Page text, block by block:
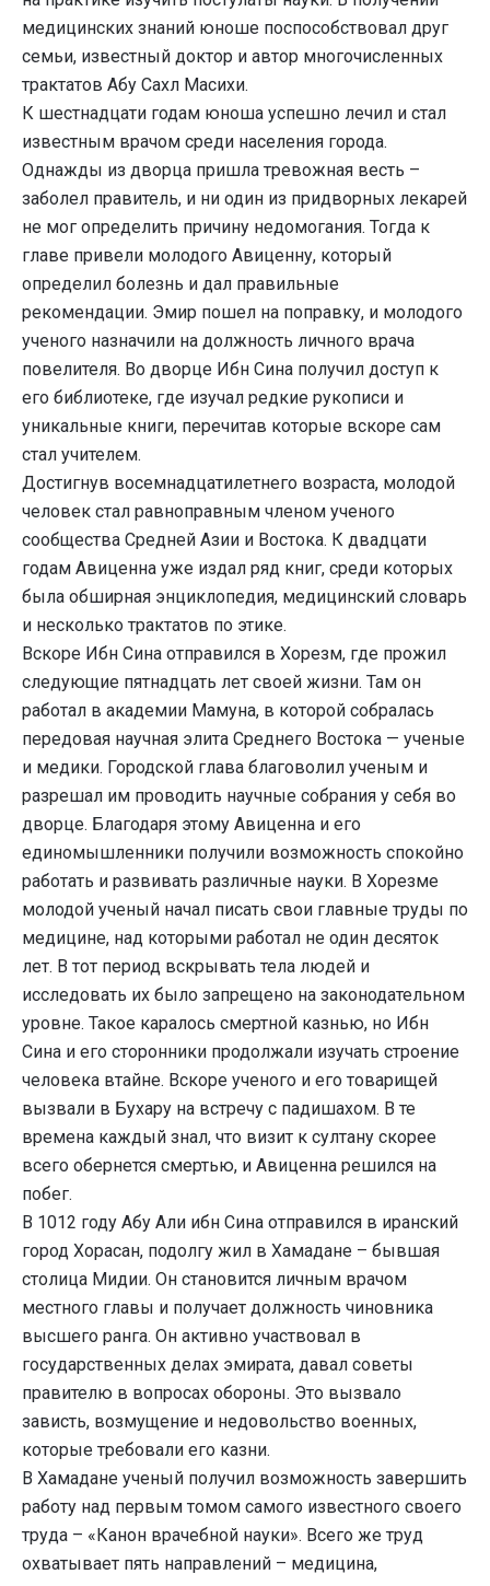
медицинских знаний юноше поспособствовал друг
семьи, известный доктор и автор многочисленных
трактатов Абу Сахл Масихи.
К шестнадцати годам юноша успешно лечил и стал
известным врачом среди населения города.
Однажды из дворца пришла тревожная весть –
заболел правитель, и ни один из придворных лекарей
не мог определить причину недомогания. Тогда к
главе привели молодого Авиценну, который
определил болезнь и дал правильные
рекомендации. Эмир пошел на поправку, и молодого
ученого назначили на должность личного врача
повелителя. Во дворце Ибн Сина получил доступ к
его библиотеке, где изучал редкие рукописи и
уникальные книги, перечитав которые вскоре сам
стал учителем.
Достигнув восемнадцатилетнего возраста, молодой
человек стал равноправным членом ученого
сообщества Средней Азии и Востока. К двадцати
годам Авиценна уже издал ряд книг, среди которых
была обширная энциклопедия, медицинский словарь
и несколько трактатов по этике.
Вскоре Ибн Сина отправился в Хорезм, где прожил
следующие пятнадцать лет своей жизни. Там он
работал в академии Мамуна, в которой собралась
передовая научная элита Среднего Востока — ученые
и медики. Городской глава благоволил ученым и
разрешал им проводить научные собрания у себя во
дворце. Благодаря этому Авиценна и его
единомышленники получили возможность спокойно
работать и развивать различные науки. В Хорезме
молодой ученый начал писать свои главные труды по
медицине, над которыми работал не один десяток
лет. В тот период вскрывать тела людей и
исследовать их было запрещено на законодательном
уровне. Такое каралось смертной казнью, но Ибн
Сина и его сторонники продолжали изучать строение
человека втайне. Вскоре ученого и его товарищей
вызвали в Бухару на встречу с падишахом. В те
времена каждый знал, что визит к султану скорее
всего обернется смертью, и Авиценна решился на
побег.
В 1012 году Абу Али ибн Сина отправился в иранский
город Хорасан, подолгу жил в Хамадане – бывшая
столица Мидии. Он становится личным врачом
местного главы и получает должность чиновника
высшего ранга. Он активно участвовал в
государственных делах эмирата, давал советы
правителю в вопросах обороны. Это вызвало
зависть, возмущение и недовольство военных,
которые требовали его казни.
В Хамадане ученый получил возможность завершить
работу над первым томом самого известного своего
труда – «Канон врачебной науки». Всего же труд
охватывает пять направлений – медицина,